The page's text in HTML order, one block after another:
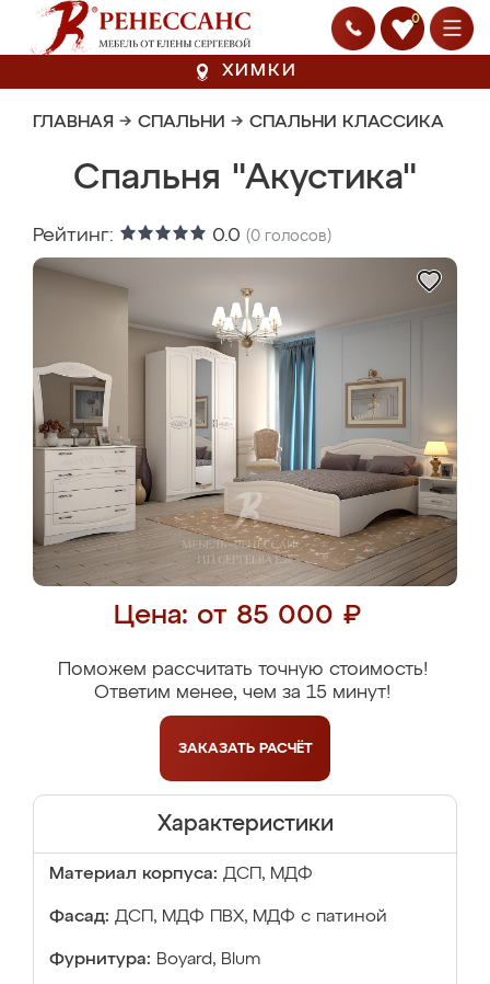
0
ХИМКИ
ГЛАВНАЯ → СПАЛЬНИ → СПАЛЬНИ КЛАССИКА
Спальня "Акустика"
Рейтинг: 0.0 (0 голосов)
Цена: от 85 000 ₽
Поможем рассчитать точную стоимость!
Ответим менее, чем за 15 минут!
ЗАКАЗАТЬ РАСЧЁТ
Характеристики
Материал корпуса: ДСП, МДФ
Фасад: ДСП, МДФ ПВХ, МДФ с патиной
Фурнитура: Boyard, Blum